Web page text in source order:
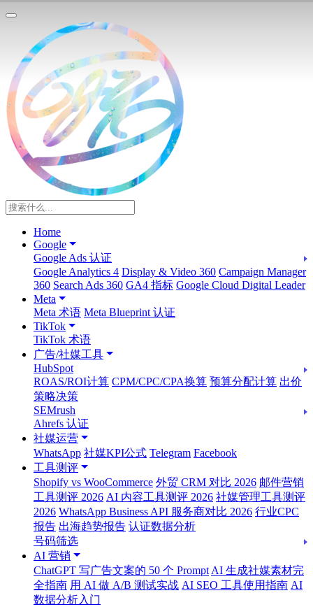
Home
Google
Google Ads 认证
Google Analytics 4 Display & Video 360 Campaign Manager
360 Search Ads 360 GA4 指标 Google Cloud Digital Leader
Meta
Meta 术语 Meta Blueprint 认证
TikTok
TikTok 术语
广告/社媒工具
HubSpot
ROAS/ROI计算 CPM/CPC/CPA换算 预算分配计算 出价
策略决策
SEMrush
Ahrefs 认证
社媒运营
WhatsApp 社媒KPI公式 Telegram Facebook
工具测评
Shopify vs WooCommerce 外贸 CRM 对比 2026 邮件营销
工具测评 2026 AI 内容工具测评 2026 社媒管理工具测评
2026 WhatsApp Business API 服务商对比 2026 行业CPC
报告 出海趋势报告 认证数据分析
号码筛选
AI 营销
ChatGPT 写广告文案的 50 个 Prompt AI 生成社媒素材完
全指南 用 AI 做 A/B 测试实战 AI SEO 工具使用指南 AI
数据分析入门